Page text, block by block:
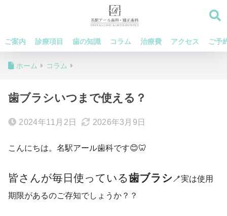
ご案内 診療項目 歯の知識 コラム 治療費 アクセス ご予
ホーム コラム
歯ブラシいつまで使える？
2024年11月2日 2026年3月9日
こんにちは。名駅アール歯科です😊🦷
皆さんが毎日使っている歯ブラシ🪥実は使用
期限があるのご存知でしょうか？？